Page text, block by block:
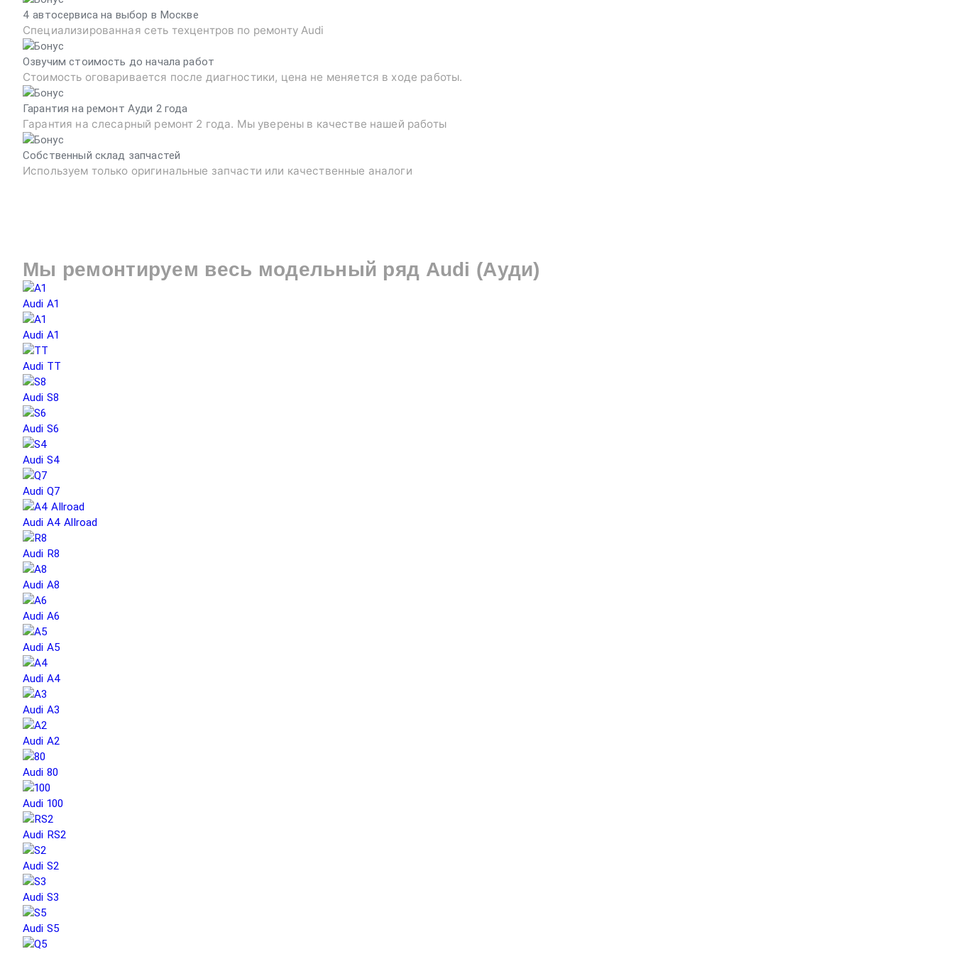
4 автосервиса на выбор в Москве
Специализированная сеть техцентров по ремонту Audi
Озвучим стоимость до начала работ
Стоимость оговаривается после диагностики, цена не меняется в ходе работы.
Гарантия на ремонт Ауди 2 года
Гарантия на слесарный ремонт 2 года. Мы уверены в качестве нашей работы
Собственный склад запчастей
Используем только оригинальные запчасти или качественные аналоги
Мы ремонтируем весь модельный ряд Audi (Ауди)
Audi A1
Audi A1
Audi TT
Audi S8
Audi S6
Audi S4
Audi Q7
Audi A4 Allroad
Audi R8
Audi A8
Audi A6
Audi A5
Audi A4
Audi A3
Audi A2
Audi 80
Audi 100
Audi RS2
Audi S2
Audi S3
Audi S5